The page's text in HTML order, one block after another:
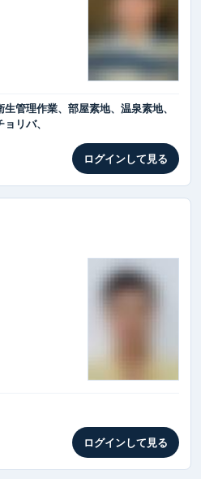
管理作業、部屋素地、温泉素地、
リバ、
ログインして見る
ログインして見る